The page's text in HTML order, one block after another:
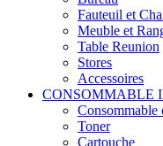
Fauteuil et
Meuble et
Table Reunion
Stores
Accessoires
CONSOMMABLE
Consommable
Toner
Cartouche